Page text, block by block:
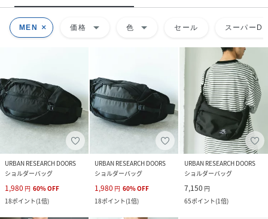
MEN 価格 arrow_drop_down 色 arrow_drop_down セール スーパー
URBAN RESEARCH DOORS
ショルダーバッグ
1,980 円 60%OFF
18ポイント(1倍)
URBAN RESEARCH DOORS
ショルダーバッグ
1,980 円 60%OFF
18ポイント(1倍)
URBAN RESEARCH DOORS
ショルダーバッグ
7,150 円
65ポイント(1倍)